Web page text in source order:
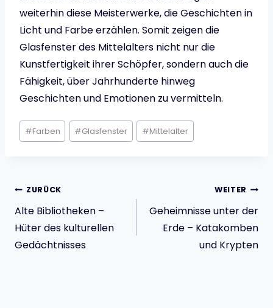
weiterhin diese Meisterwerke, die Geschichten in
Licht und Farbe erzählen. Somit zeigen die
Glasfenster des Mittelalters nicht nur die
Kunstfertigkeit ihrer Schöpfer, sondern auch die
Fähigkeit, über Jahrhunderte hinweg
Geschichten und Emotionen zu vermitteln.
Schlagworte:
#Farben #Glasfenster #Mittelalter
ZURÜCK
Alte Bibliotheken –
Hüter des kulturellen
Gedächtnisses
WEITER
Geheimnisse unter der
Erde – Katakomben
und Krypten